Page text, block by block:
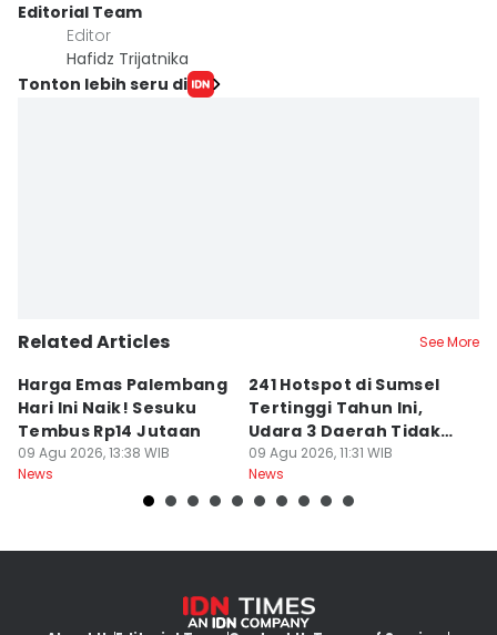
Editorial Team
Editor
Hafidz Trijatnika
Tonton lebih seru di
Related Articles See More
Harga Emas Palembang
Hari Ini Naik! Sesuku
Tembus Rp14 Jutaan
09 Agu 2026, 13:38 WIB
News
241 Hotspot di Sumsel
Tertinggi Tahun Ini,
Udara 3 Daerah Tidak
Sehat
09 Agu 2026, 11:31 WIB
News